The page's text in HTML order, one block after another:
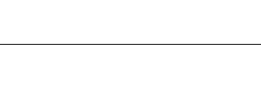
Adaptive, Advanced loT Protection, Concierge,